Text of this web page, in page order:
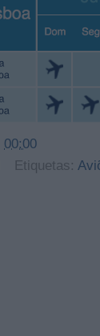
00:00
Etiquetas: